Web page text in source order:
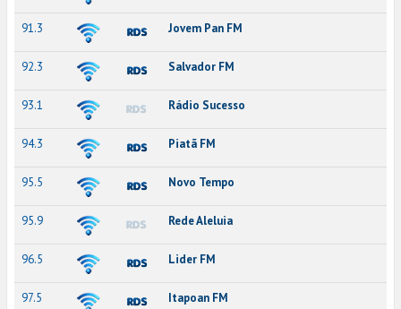
91.3 Jovem Pan FM
92.3 Salvador FM
93.1 Rádio Sucesso
94.3 Piatã FM
95.5 Novo Tempo
95.9 Rede Aleluia
96.5 Lider FM
97.5 Itapoan FM